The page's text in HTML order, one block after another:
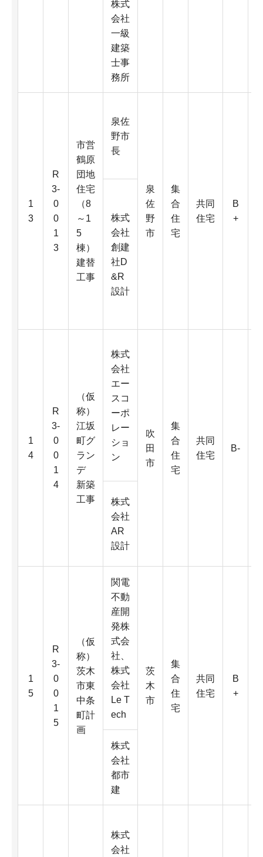
株式
会社
一級
建築
士事
務所
1
3
R
3-
0
0
1
3
市営
鶴原
団地
住宅
（8
～1
5
棟）
建替
工事
泉佐
野市
長
泉
佐
野
市
集
合
住
宅
共同
住宅
B
+
株式
会社
創建
社D
&R
設計
1
4
R
3-
0
0
1
4
（仮
称）
江坂
町グ
ラン
デ
新築
工事
株式
会社
エー
スコ
ーポ
レー
ショ
ン
吹
田
市
集
合
住
宅
共同
住宅
B-
株式
会社
AR
設計
1
5
R
3-
0
0
1
5
（仮
称）
茨木
市東
中条
町計
画
関電
不動
産開
発株
式会
社、
株式
会社
Le T
ech
茨
木
市
集
合
住
宅
共同
住宅
B
+
株式
会社
都市
建
株式
会社